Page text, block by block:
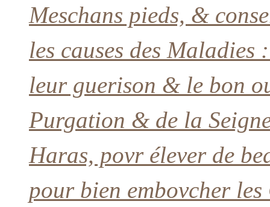
Meschans pieds, &
les causes des Maladies
leur guerison & le bon
Purgation & de la
Haras, povr élever de
pour bien embovcher